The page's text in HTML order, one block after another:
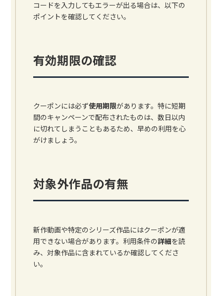
コードを入力してもエラーが出る場合は、以下の
ポイントを確認してください。
有効期限の確認
クーポンには必ず使用期限があります。特に短期
間のキャンペーンで配布されたものは、数日以内
に切れてしまうこともあるため、早めの利用を心
がけましょう。
対象外作品の有無
新作動画や特定のシリーズ作品にはクーポンが適
用できない場合があります。利用条件の詳細を読
み、対象作品に含まれているか確認してくださ
い。